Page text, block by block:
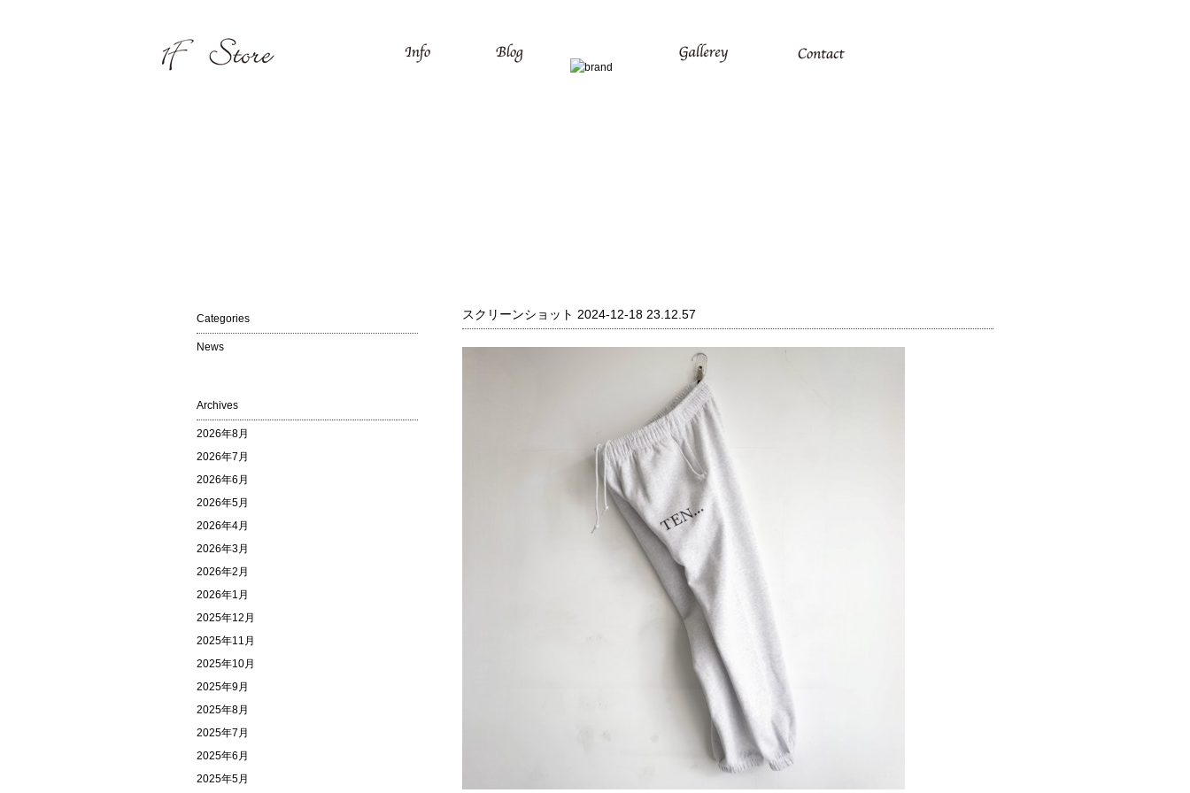
スクリーンショット 2024-12-18 23.12.57
Categories
News
Archives
2026年8月
2026年7月
2026年6月
2026年5月
2026年4月
2026年3月
2026年2月
2026年1月
2025年12月
2025年11月
2025年10月
2025年9月
2025年8月
2025年7月
2025年6月
2025年5月